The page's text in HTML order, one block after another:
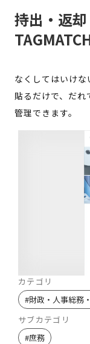
持出・返
なくしてはいけ
貼るだけで、だれ
管理できます。
カテゴリ
#財政・人事総務
サブカテゴリ
#庶務